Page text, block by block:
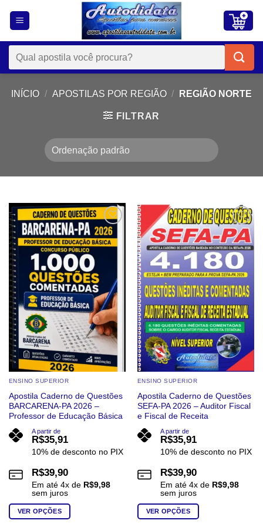
Pesquisar
por:
INÍCIO / APOSTILAS POR REGIÃO / REGIÃO NORTE
FILTRAR
Add to
wishlist
ENSINO SUPERIOR
Apostila Caderno de Questões
BARCARENA-PA 2026 –
Professor de Educação Básica
A partir de
R$35,91
10% de desconto no PIX
R$39,90
Em até 4x de R$9,98
sem juros
VER OPÇÕES
Add to
wishlist
ENSINO SUPERIOR
Apostila Caderno de Questões
SEFA-PA 2026 – Auditor Fiscal
e Fiscal de Receita
A partir de
R$35,91
10% de desconto no PIX
R$39,90
Em até 4x de R$9,98
sem juros
VER OPÇÕES